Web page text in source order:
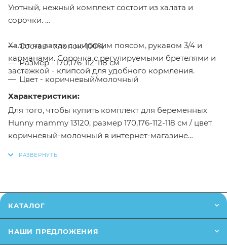
Уютный, нежный комплект состоит из халата и
сорочки.
Халат на запах с широким поясом, рукавом 3/4 и
карманами. Сорочка с регулируемыми бретелями и
застёжкой - клипсой для удобного кормления.
Характеристики:
Состав - хлопок-100%
Размер - 170,176-112-118 см
Цвет - коричневый/молочный
Для того, чтобы купить комплект для беременных
Hunny mammy 13120, размер 170,176-112-118 см / цвет
коричневый-молочный в интернет-магазине
Заказанный товар может незначительно отличаться
сайте (например, оттенки цветов, незначительные
КАТАЛОГ
НАШИ ПРЕДЛОЖЕНИЯ